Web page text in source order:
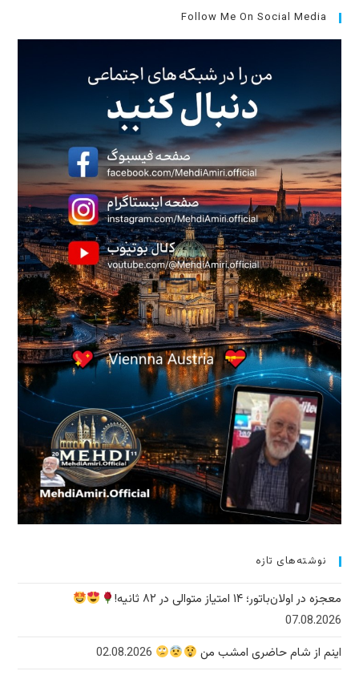
جستجو،
کلید
را
فشار
دهید.